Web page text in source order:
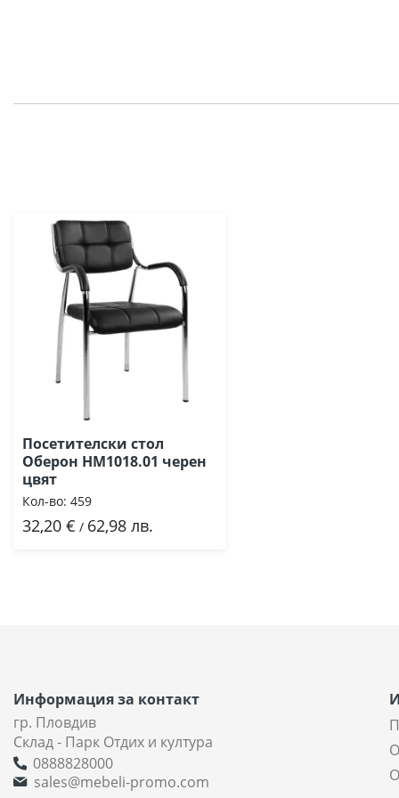
Посетителски стол
Оберон HM1018.01 черен
цвят
Кол-во: 459
32,20 € / 62,98 лв.
Добави
Информация за контакт
гр. Пловдив
Склад - Парк Отдих и култура
0888828000
sales@mebeli-promo.com